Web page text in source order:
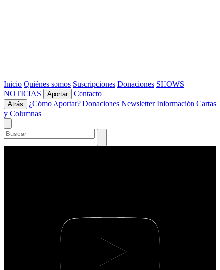
Inicio Quiénes somos Suscripciones Donaciones SHOWS
NOTICIAS
Aportar Contacto
Atrás ¿Cómo Aportar? Donaciones Newsletter Información Cartas
y Columnas